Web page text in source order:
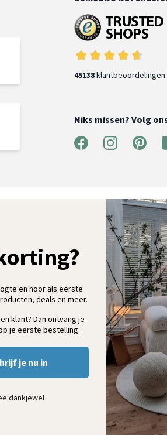
45138klantbeoordelingen
Niks missen? Volg
Ontvang 5% korting op je eerste
Schrijf je in voor onze nieuwsbrief en
wooninspiratie, collecties en
Aanmelden
en hoor als eerste
deals en meer.
klant? Dan ontvang je
je eerste bestelling.
je nu in
dankjewel